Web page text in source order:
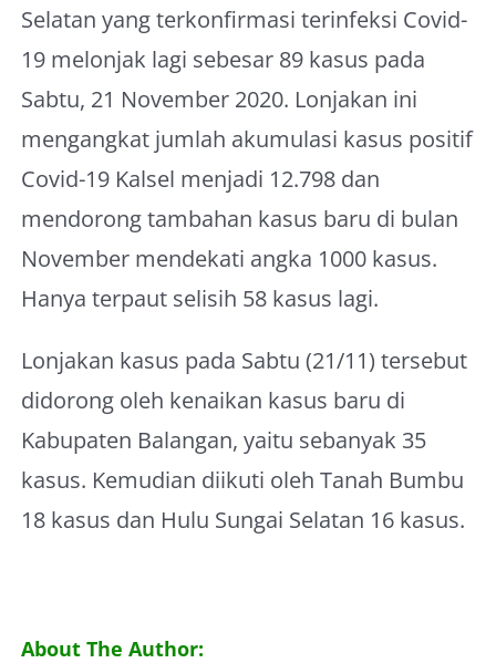
Media
About Me
Selatan yang terkonfirmasi terinfeksi Covid-
19 melonjak lagi sebesar 89 kasus pada
Sabtu, 21 November 2020. Lonjakan ini
mengangkat jumlah akumulasi kasus positif
Covid-19 Kalsel menjadi 12.798 dan
mendorong tambahan kasus baru di bulan
November mendekati angka 1000 kasus.
Hanya terpaut selisih 58 kasus lagi.
Lonjakan kasus pada Sabtu (21/11) tersebut
didorong oleh kenaikan kasus baru di
Kabupaten Balangan, yaitu sebanyak 35
kasus. Kemudian diikuti oleh Tanah Bumbu
18 kasus dan Hulu Sungai Selatan 16 kasus.
About The Author: